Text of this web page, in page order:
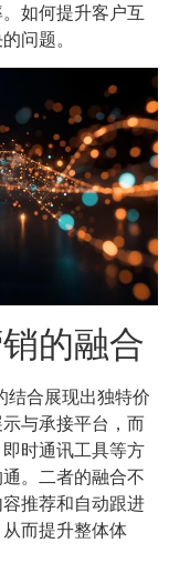
如何提升客户互
问题。
的融合
合展现出独特价
与承接平台，而
时通讯工具等方
。二者的融合不
推荐和自动跟进
而提升整体体